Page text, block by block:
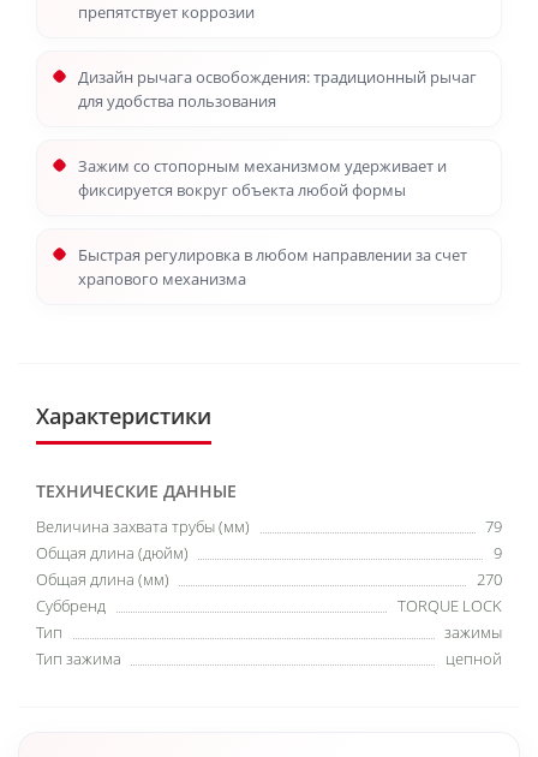
препятствует коррозии
Дизайн рычага освобождения: традиционный рычаг
для удобства пользования
Зажим со стопорным механизмом удерживает и
фиксируется вокруг объекта любой формы
Быстрая регулировка в любом направлении за счет
храпового механизма
Характеристики
ТЕХНИЧЕСКИЕ ДАННЫЕ
Величина захвата трубы (мм)
79
Общая длина (дюйм)
9
Общая длина (мм)
270
Суббренд
TORQUE LOCK
Тип
зажимы
Тип зажима
цепной